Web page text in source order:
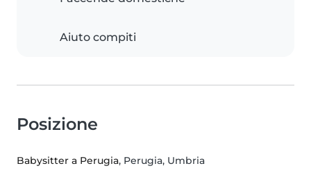
Aiuto compiti
Posizione
Babysitter a Perugia, Perugia, Umbria